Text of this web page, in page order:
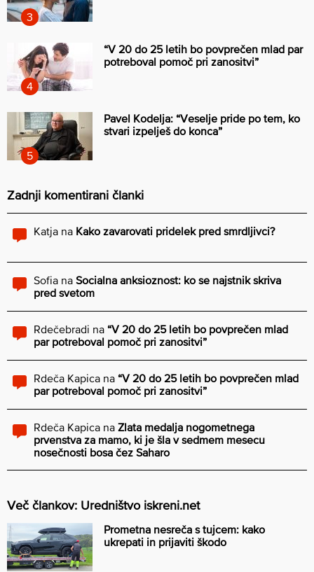
“V 20 do 25 letih bo povprečen mlad par
potreboval pomoč pri zanositvi”
Pavel Kodelja: “Veselje pride po tem, ko
stvari izpelješ do konca”
Zadnji komentirani članki
Katja na Kako zavarovati pridelek pred smrdljivci?
Sofia na Socialna anksioznost: ko se najstnik skriva
pred svetom
Rdečebradi na “V 20 do 25 letih bo povprečen mlad
par potreboval pomoč pri zanositvi”
Rdeča Kapica na “V 20 do 25 letih bo povprečen mlad
par potreboval pomoč pri zanositvi”
Rdeča Kapica na Zlata medalja nogometnega
prvenstva za mamo, ki je šla v sedmem mesecu
nosečnosti bosa čez Saharo
Več člankov: Uredništvo iskreni.net
Prometna nesreča s tujcem: kako
ukrepati in prijaviti škodo